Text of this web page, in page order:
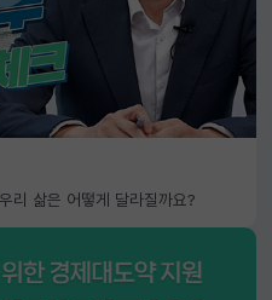
리 삶은 어떻게 달라질까요?